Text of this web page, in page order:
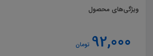
ویژگی‌های محصول
92,000 تومان